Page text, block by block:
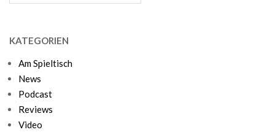
KATEGORIEN
Am Spieltisch
News
Podcast
Reviews
Video